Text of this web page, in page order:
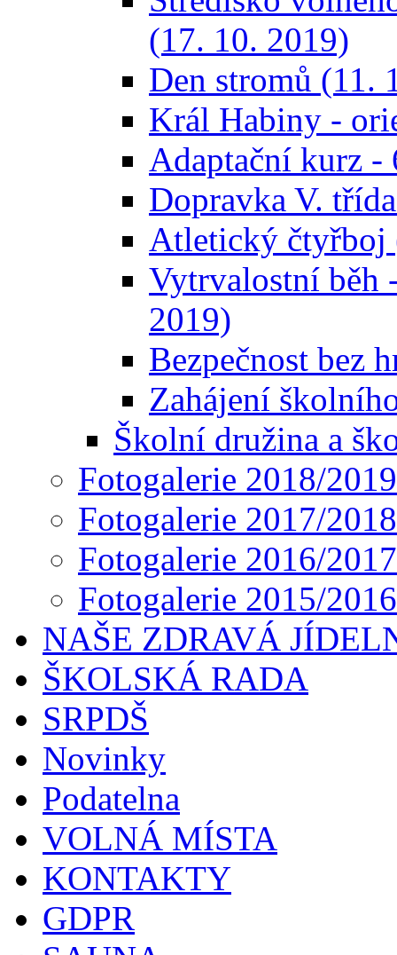
(17. 10. 2019)
Den stromů (11.
Král Habiny -
Adaptační kurz -
Dopravka V.
Atletický čtyřboj
Vytrvalostní běh
2019)
Bezpečnost bez
Zahájení
Školní družina a
Fotogalerie 2018/2019
Fotogalerie 2017/2018
Fotogalerie 2016/2017
Fotogalerie 2015/2016
NAŠE ZDRAVÁ
ŠKOLSKÁ RADA
SRPDŠ
Novinky
Podatelna
VOLNÁ MÍSTA
KONTAKTY
GDPR